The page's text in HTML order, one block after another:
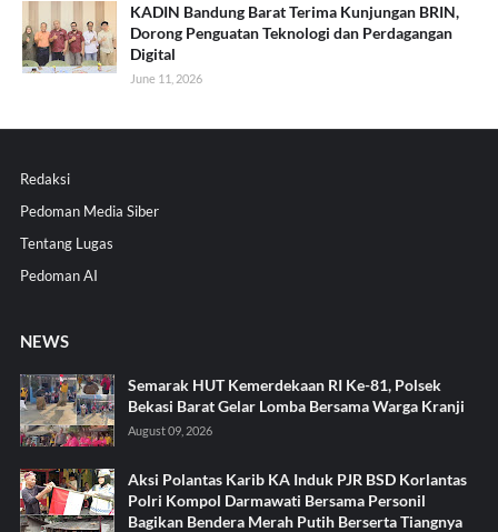
KADIN Bandung Barat Terima Kunjungan BRIN,
Dorong Penguatan Teknologi dan Perdagangan
Digital
June 11, 2026
Redaksi
Pedoman Media Siber
Tentang Lugas
Pedoman AI
NEWS
Semarak HUT Kemerdekaan RI Ke-81, Polsek
Bekasi Barat Gelar Lomba Bersama Warga Kranji
August 09, 2026
Aksi Polantas Karib KA Induk PJR BSD Korlantas
Polri Kompol Darmawati Bersama Personil
Bagikan Bendera Merah Putih Berserta Tiangnya